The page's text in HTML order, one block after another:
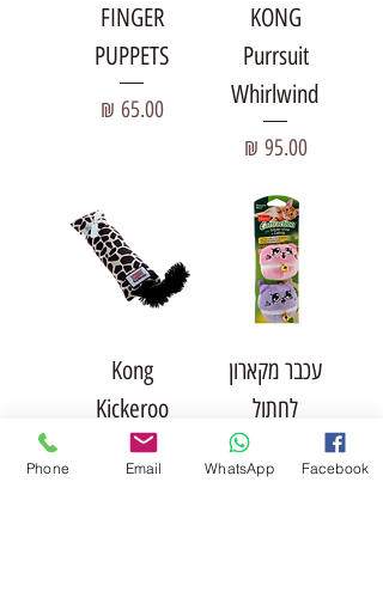
KONG
Purrsuit
Whirlwind
מחיר‏95.00 ‏₪
FINGER
PUPPETS
מחיר‏65.00 ‏₪
עכבר מקארון
לחתול
מחיר‏29.00 ‏₪
Kong
Kickeroo
קונג קיקרו
צעצוע
Phone Email WhatsApp Facebook